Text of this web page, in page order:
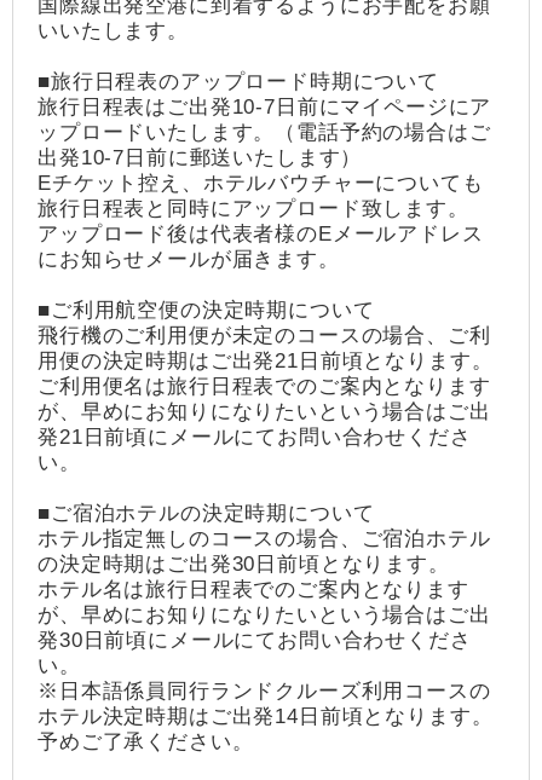
国際線出発空港に到着するようにお手配をお願
いいたします。
■旅行日程表のアップロード時期について
旅行日程表はご出発10-7日前にマイページにア
ップロードいたします。（電話予約の場合はご
出発10-7日前に郵送いたします）
Eチケット控え、ホテルバウチャーについても
旅行日程表と同時にアップロード致します。
アップロード後は代表者様のEメールアドレス
にお知らせメールが届きます。
■ご利用航空便の決定時期について
飛行機のご利用便が未定のコースの場合、ご利
用便の決定時期はご出発21日前頃となります。
ご利用便名は旅行日程表でのご案内となります
が、早めにお知りになりたいという場合はご出
発21日前頃にメールにてお問い合わせくださ
い。
■ご宿泊ホテルの決定時期について
ホテル指定無しのコースの場合、ご宿泊ホテル
の決定時期はご出発30日前頃となります。
ホテル名は旅行日程表でのご案内となります
が、早めにお知りになりたいという場合はご出
発30日前頃にメールにてお問い合わせくださ
い。
※日本語係員同行ランドクルーズ利用コースの
ホテル決定時期はご出発14日前頃となります。
予めご了承ください。